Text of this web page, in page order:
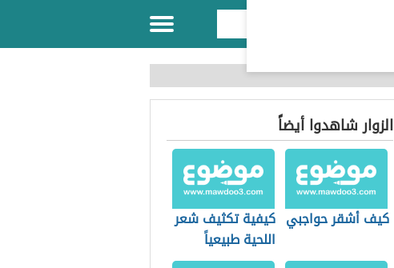
الزوار شاهدوا أيضاً
كيف أشقر حواجبي كيفية تكثيف شعر
اللحية طبيعياً